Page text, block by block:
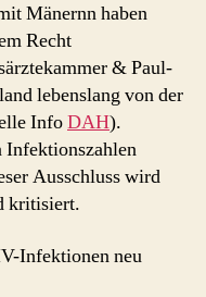
Mänernn haben
Recht
& Paul-
lebenslang von der
InfoDAH).
Infektionszahlen
Ausschluss wird
kritisiert.
Infektionen neu